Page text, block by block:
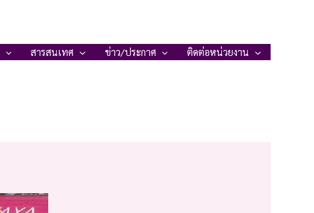
สารสนเทศ ข่าว/ประกาศ ติดต่อหน่วยงาน